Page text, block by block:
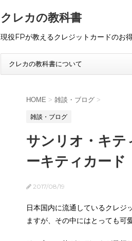
クレカの教科書
現役FPが教えるクレジットカードのお
クレカの教科書について
HOME > 雑談・ブログ >
雑談・ブログ
サンリオ・キテ
ーキティカード
2017/08/19
日本国内に流通しているクレジ
ますが、その中にはとっても可